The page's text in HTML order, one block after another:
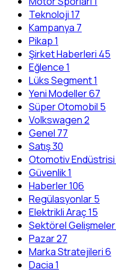
Teknoloji17
Kampanya 7
Pikap1
Şirket Haberleri 45
Eğlence1
Lüks Segment1
Yeni Modeller67
Süper Otomobil 5
Volkswagen2
Genel 77
Satış30
Otomotiv Endüstrisi
Güvenlik1
Haberler106
Regülasyonlar5
Elektrikli Araç15
Sektörel Gelişmeler
Pazar27
Marka Stratejileri6
Dacia1